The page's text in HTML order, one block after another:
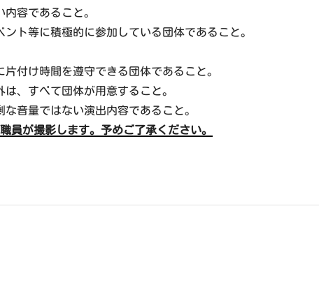
容であること。
ト等に積極的に参加している団体であること。
付け時間を遵守できる団体であること。
は、すべて団体が用意すること。
音量ではない演出内容であること。
が撮影します。予めご了承ください。